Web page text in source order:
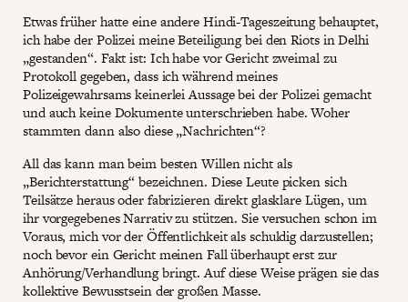
Etwas früher hatte eine andere Hindi-Tageszeitung behauptet,
ich habe der Polizei meine Beteiligung bei den Riots in Delhi
„gestanden“. Fakt ist: Ich habe vor Gericht zweimal zu
Protokoll gegeben, dass ich während meines
Polizeigewahrsams keinerlei Aussage bei der Polizei gemacht
und auch keine Dokumente unterschrieben habe. Woher
stammten dann also diese „Nachrichten“?
All das kann man beim besten Willen nicht als
„Berichterstattung“ bezeichnen. Diese Leute picken sich
Teilsätze heraus oder fabrizieren direkt glasklare Lügen, um
ihr vorgegebenes Narrativ zu stützen. Sie versuchen schon im
Voraus, mich vor der Öffentlichkeit als schuldig darzustellen;
noch bevor ein Gericht meinen Fall überhaupt erst zur
Anhörung/Verhandlung bringt. Auf diese Weise prägen sie das
kollektive Bewusstsein der großen Masse.